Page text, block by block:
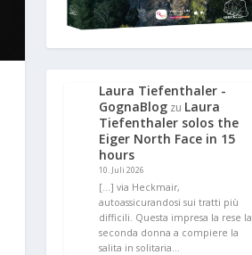
Laura Tiefenthaler -
GognaBlog zu Laura
Tiefenthaler solos the
Eiger North Face in 15
hours
10. Juli 2026
[…] via Heckmair,
autoassicurandosi sui tratti più
difficili. Questa impresa la rese la
seconda donna a compiere la
salita in solitaria…